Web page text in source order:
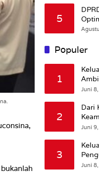
5
Populer
1
Juni
2
Dari
Juni
3
Juni